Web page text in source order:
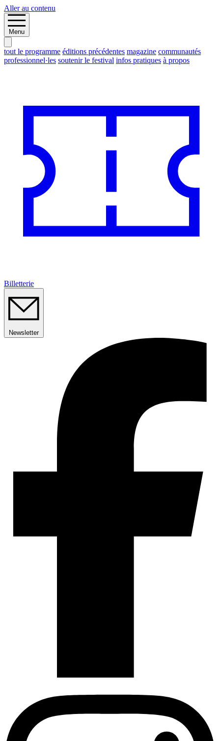
Aller au contenu
Menu
tout le programme éditions précédentes magazine communautés
professionnel·les soutenir le festival infos pratiques à propos
Billetterie
Newsletter